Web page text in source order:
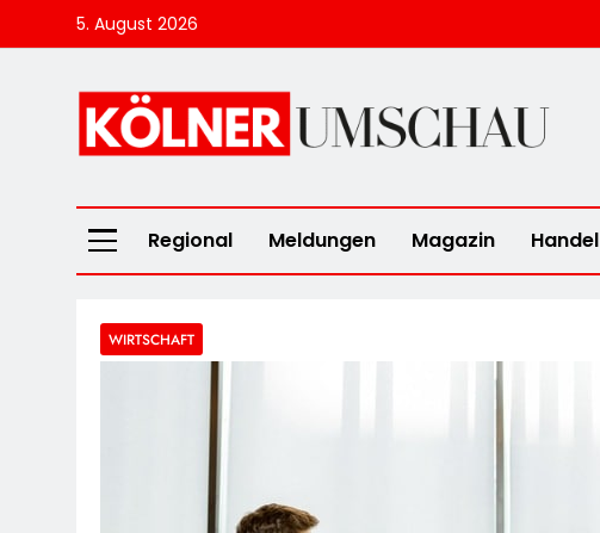
to
5. August 2026
Kölner Umschau
Regional Meldungen Magazin Handel
WIRTSCHAFT